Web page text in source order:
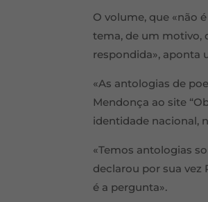
O volume, que «não
tema, de um motivo,
respondida», aponta
«As antologias de
Mendonça ao site
identidade nacional,
«Temos antologias
declarou por sua vez
é a pergunta».